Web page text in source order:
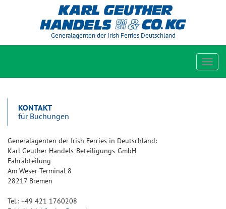
Generalagenten der Irish Ferries Deutschland
KONTAKT
für Buchungen
Generalagenten der Irish Ferries in Deutschland:
Karl Geuther Handels-Beteiligungs-GmbH
Fährabteilung
Am Weser-Terminal 8
28217 Bremen
Tel.: +49 421 1760208